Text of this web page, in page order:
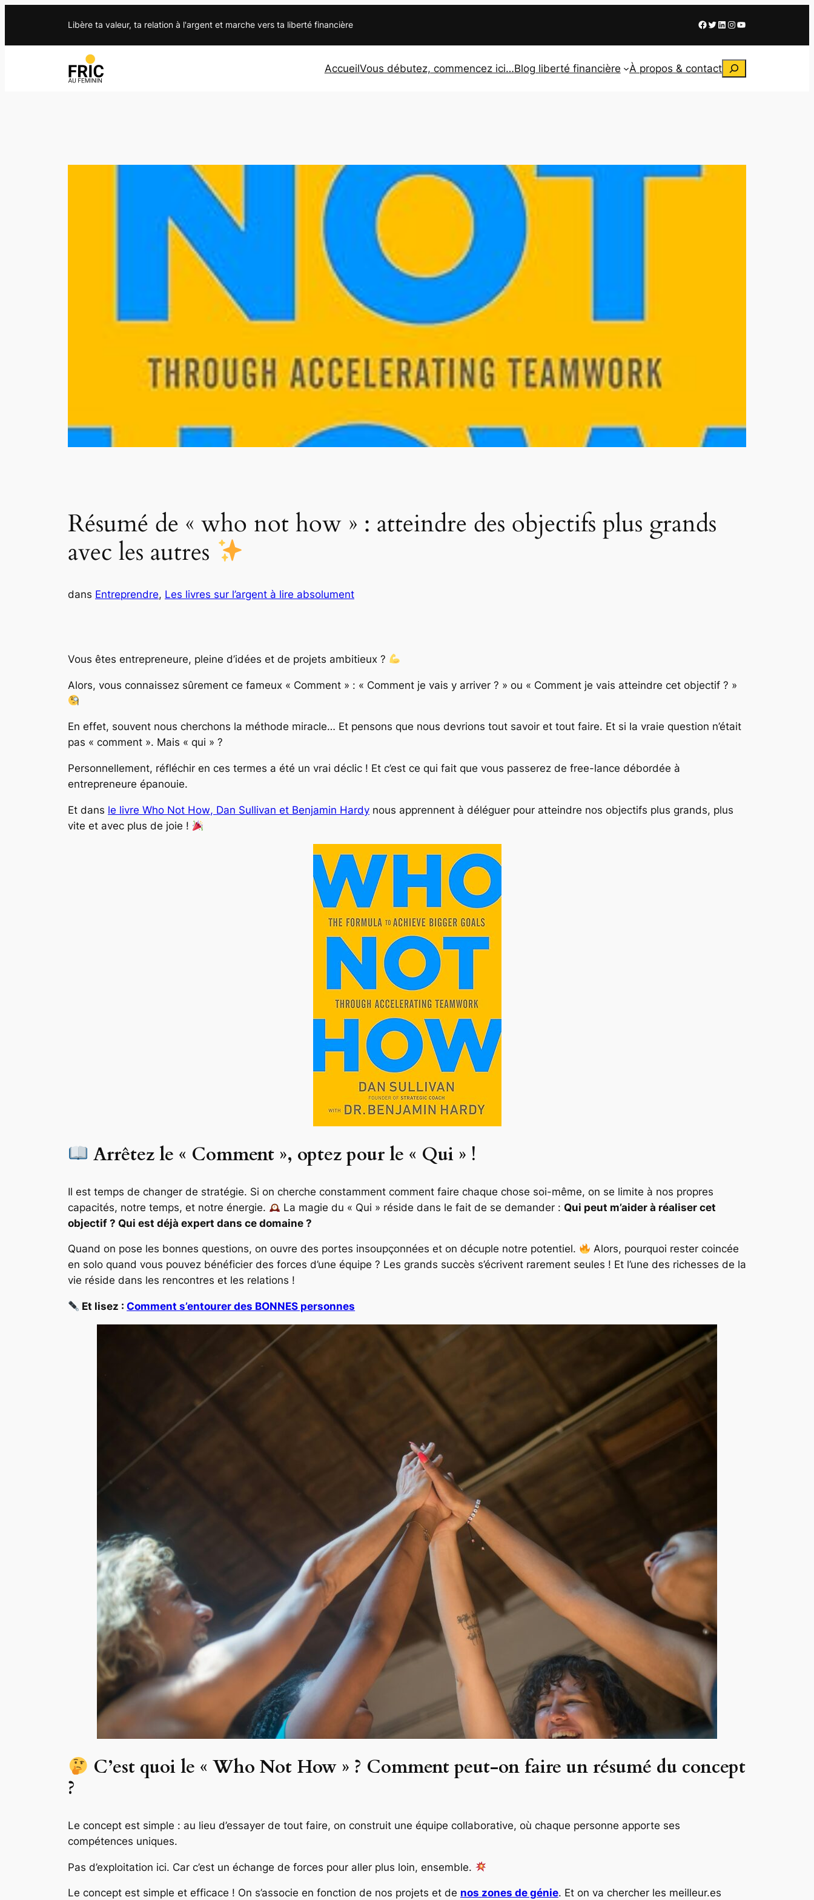
Libère ta valeur, ta relation à l'argent et marche vers ta liberté financière Facebook
X LinkedIn
Instagram
Youtube
AccueilVous débutez, commencez ici…Blog liberté financière À propos & contactRechercher
Résumé de « who not how » : atteindre des objectifs plus grands
avec les autres
dans Entreprendre, Les livres sur l’argent à lire absolument
Vous êtes entrepreneure, pleine d’idées et de projets ambitieux ?
Alors, vous connaissez sûrement ce fameux « Comment » : « Comment je vais y arriver ? » ou « Comment je vais atteindre cet objectif ? »
En effet, souvent nous cherchons la méthode miracle… Et pensons que nous devrions tout savoir et tout faire. Et si la vraie question n’était
pas « comment ». Mais « qui » ?
Personnellement, réfléchir en ces termes a été un vrai déclic ! Et c’est ce qui fait que vous passerez de free-lance débordée à
entrepreneure épanouie.
Et dans le livre Who Not How, Dan Sullivan et Benjamin Hardy nous apprennent à déléguer pour atteindre nos objectifs plus grands, plus
vite et avec plus de joie !
Arrêtez le « Comment », optez pour le « Qui » !
Il est temps de changer de stratégie. Si on cherche constamment comment faire chaque chose soi-même, on se limite à nos propres
capacités, notre temps, et notre énergie.
La magie du « Qui » réside dans le fait de se demander :Qui peut m’aider à réaliser cet
objectif ? Qui est déjà expert dans ce domaine ?
Quand on pose les bonnes questions, on ouvre des portes insoupçonnées et on décuple notre potentiel.
Alors, pourquoi rester coincée
en solo quand vous pouvez bénéficier des forces d’une équipe ? Les grands succès s’écrivent rarement seules ! Et l’une des richesses de la
vie réside dans les rencontres et les relations !
Et lisez :Comment s’entourer des BONNES personnes
C’est quoi le « Who Not How » ? Comment peut-on faire un résumé du concept
?
Le concept est simple : au lieu d’essayer de tout faire, on construit une équipe collaborative, où chaque personne apporte ses
compétences uniques.
Pas d’exploitation ici. Car c’est un échange de forces pour aller plus loin, ensemble.
Le concept est simple et efficace ! On s’associe en fonction de nos projets et de nos zones de génie. Et on va chercher les meilleur.es